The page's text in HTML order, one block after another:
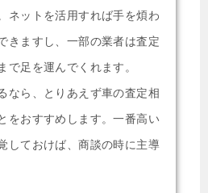
ネットを活用すれば手を煩わ
きますし、一部の業者は査定
で足を運んでくれます。
なら、とりあえず車の査定相
をおすすめします。一番高い
しておけば、商談の時に主導